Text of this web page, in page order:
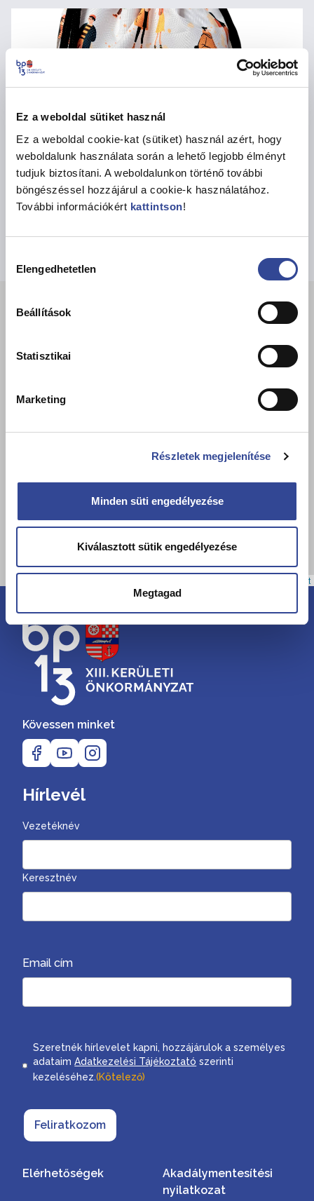
Ez a weboldal sütiket használ
Ez a weboldal cookie-kat (sütiket) használ azért, hogy
weboldalunk használata során a lehető legjobb élményt
tudjuk biztosítani. A weboldalunkon történő további
böngészéssel hozzájárul a cookie-k használatához.
További információkért kattintson!
kiválasztása
Elengedhetetlen
Beállítások
Statisztikai
Marketing
Részletek megjelenítése
Minden süti engedélyezése
Kiválasztott sütik engedélyezése
Megtagad
il.com
−
Leaflet
Kövessen minket
Hírlevél
Vezetéknév
Keresztnév
Email cím
Consent
Szeretnék hírlevelet kapni, hozzájárulok a személyes
adataimAdatkezelési Tájékoztató szerinti
kezeléséhez.(Kötelező)
Feliratkozom
Elérhetőségek
Akadálymentesítési
nyilatkozat